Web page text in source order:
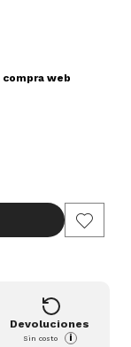
compra web
Devoluciones
Sin costo i